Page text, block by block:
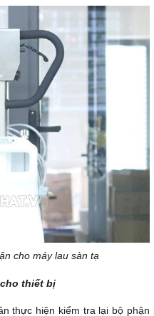
cho máy lau sàn tạ
thiết bị
thực hiện kiểm tra lại bộ phận